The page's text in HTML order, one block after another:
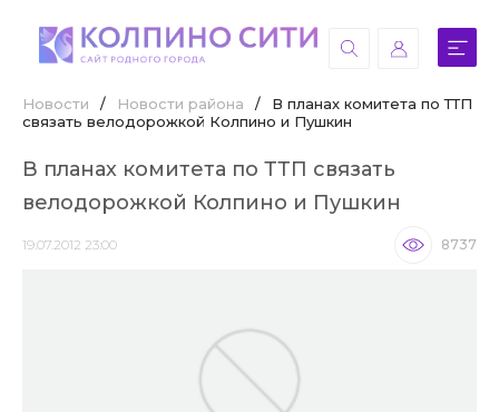
Новости / Новости района /
В планах комитета по ТТП
связать велодорожкой Колпино и Пушкин
В планах комитета по ТТП связать
велодорожкой Колпино и Пушкин
19.07.2012 23:00 8737